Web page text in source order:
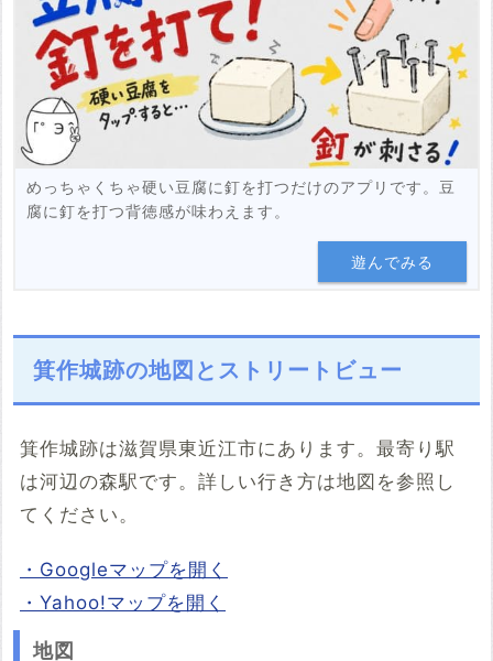
めっちゃくちゃ硬い豆腐に釘を打つだけのアプリです。豆
腐に釘を打つ背徳感が味わえます。
遊んでみる
箕作城跡の地図とストリートビュー
箕作城跡は滋賀県東近江市にあります。最寄り駅
は河辺の森駅です。詳しい行き方は地図を参照し
てください。
・Googleマップを開く
・Yahoo!マップを開く
地図